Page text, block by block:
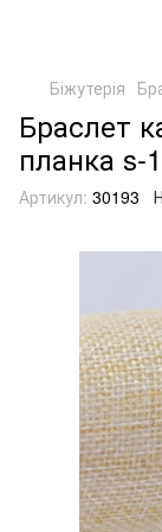
Біжутерія
Браслет
планка s-
Артикул: 30193